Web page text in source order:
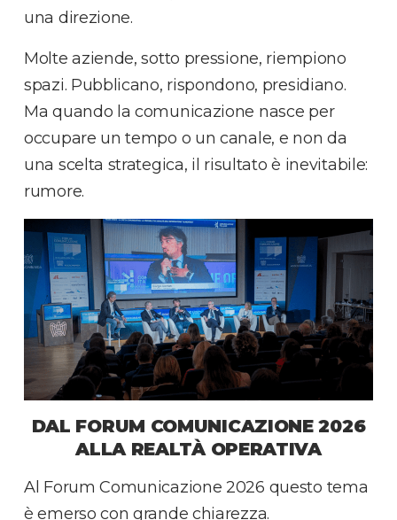
una direzione.
Molte aziende, sotto pressione, riempiono
spazi. Pubblicano, rispondono, presidiano.
Ma quando la comunicazione nasce per
occupare un tempo o un canale, e non da
una scelta strategica, il risultato è inevitabile:
rumore.
DAL FORUM COMUNICAZIONE 2026
ALLA REALTÀ OPERATIVA
Al Forum Comunicazione 2026 questo tema
è emerso con grande chiarezza.